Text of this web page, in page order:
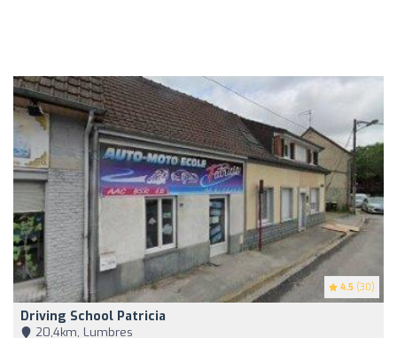
4.5 (30)
Driving School Patricia
20,4km, Lumbres